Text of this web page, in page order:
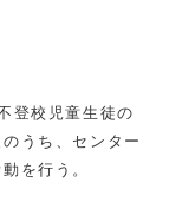
登校児童生徒の
うち、センター
を行う。